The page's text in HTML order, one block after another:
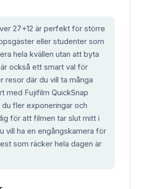
27+12 är perfekt för större
eller studenter som
hela kvällen utan att byta
också ett smart val för
resor där du vill ta många
med Fujifilm QuickSnap
fler exponeringar och
för att filmen tar slut mitt i
vill ha en engångskamera för
som räcker hela dagen är